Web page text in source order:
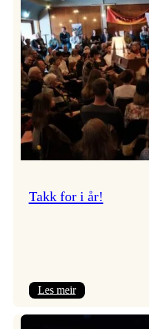
om
endringar
i
administrasjonen
Takk for i år!
Les meir: